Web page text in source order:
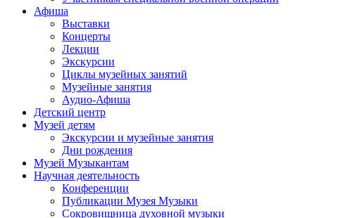
Афиша
Выставки
Концерты
Лекции
Экскурсии
Циклы музейных занятий
Музейные занятия
Аудио-Афиша
Детский центр
Музей детям
Экскурсии и музейные занятия
Дни рождения
Музей Музыкантам
Научная деятельность
Конференции
Публикации Музея Музыки
Сокровищница духовной музыки